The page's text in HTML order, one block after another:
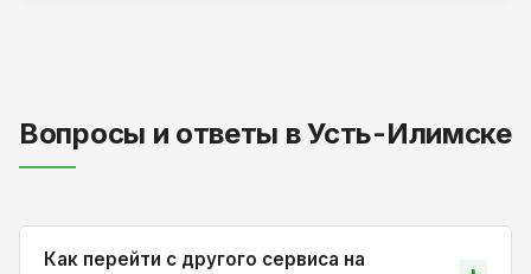
Вопросы и ответы в Усть-Илимске
Как перейти с другого сервиса на